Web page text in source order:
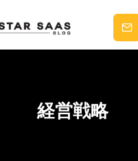
ノウ
ハウ
を受
経営戦略